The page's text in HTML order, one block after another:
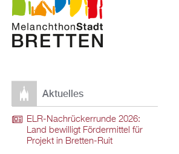
Aktuelles
ELR-Nachrückerrunde 2026:
Land bewilligt Fördermittel für
Projekt in Bretten-Ruit